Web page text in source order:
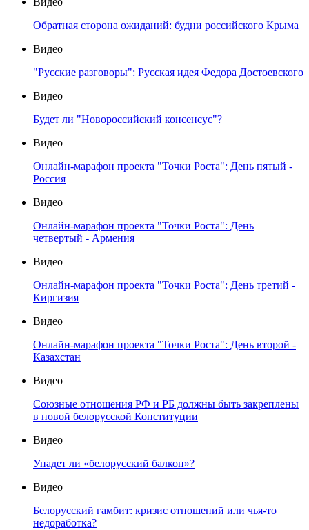
Обратная сторона ожиданий: будни российского Крыма
Видео
"Русские разговоры": Русская идея Федора Достоевского
Видео
Будет ли "Новороссийский консенсус"?
Видео
Онлайн-марафон проекта "Точки Роста": День пятый -
Россия
Видео
Онлайн-марафон проекта "Точки Роста": День
четвертый - Армения
Видео
Онлайн-марафон проекта "Точки Роста": День третий -
Киргизия
Видео
Онлайн-марафон проекта "Точки Роста": День второй -
Казахстан
Видео
Союзные отношения РФ и РБ должны быть закреплены
в новой белорусской Конституции
Видео
Упадет ли «белорусский балкон»?
Видео
Белорусский гамбит: кризис отношений или чья-то
недоработка?